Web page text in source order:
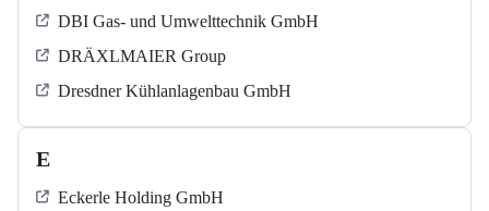
DBI Gas- und Umwelttechnik GmbH
DRÄXLMAIER Group
Dresdner Kühlanlagenbau GmbH
E
Eckerle Holding GmbH